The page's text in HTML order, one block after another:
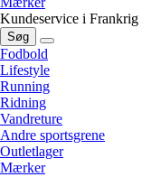
Kundeservice i Frankrig
Søg
Fodbold
Lifestyle
Running
Ridning
Vandreture
Andre sportsgrene
Outletlager
Mærker